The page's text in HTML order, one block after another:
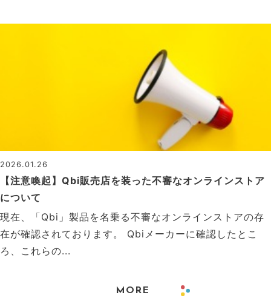
2026.01.26
【注意喚起】Qbi販売店を装った不審なオンラインストア
について
現在、「Qbi」製品を名乗る不審なオンラインストアの存
在が確認されております。 Qbiメーカーに確認したとこ
ろ、これらの...
MORE